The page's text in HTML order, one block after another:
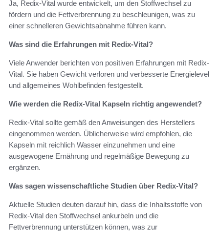
Ja, Redix-Vital wurde entwickelt, um den Stoffwechsel zu
fördern und die Fettverbrennung zu beschleunigen, was zu
einer schnelleren Gewichtsabnahme führen kann.
Was sind die Erfahrungen mit Redix-Vital?
Viele Anwender berichten von positiven Erfahrungen mit Redix-
Vital. Sie haben Gewicht verloren und verbesserte Energielevel
und allgemeines Wohlbefinden festgestellt.
Wie werden die Redix-Vital Kapseln richtig angewendet?
Redix-Vital sollte gemäß den Anweisungen des Herstellers
eingenommen werden. Üblicherweise wird empfohlen, die
Kapseln mit reichlich Wasser einzunehmen und eine
ausgewogene Ernährung und regelmäßige Bewegung zu
ergänzen.
Was sagen wissenschaftliche Studien über Redix-Vital?
Aktuelle Studien deuten darauf hin, dass die Inhaltsstoffe von
Redix-Vital den Stoffwechsel ankurbeln und die
Fettverbrennung unterstützen können, was zur